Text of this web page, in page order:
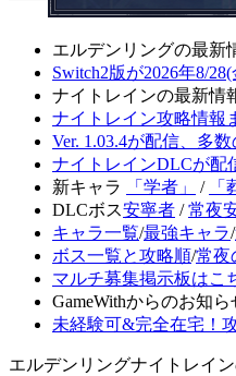
エルデンリングの最新
Switch2版が2026年8/
ナイトレインの最新情
ナイトレイン攻略情報
Ver. 1.03.4が配信、多
ナイトレインDLCが配
新キャラ
「学者」 /
「
DLCボス安寧者 /常夜
キャラ一覧/最強キャラ/
ボス一覧と攻略順/常夜
マルチ募集掲示板はこ
GameWithからのお知ら
未経験可&完全在宅！
エルデンリングナイトレイ